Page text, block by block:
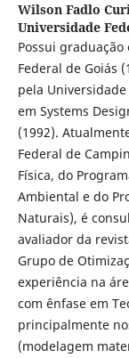
Wilson Fadlo
Universidade
Possui
Federal de Goiás
pela
em Systems
(1992).
Federal de
Física, do
Ambiental e do
Naturais), é
avaliador da
Grupo de
experiência na
com ênfase em
principalmente
(modelagem